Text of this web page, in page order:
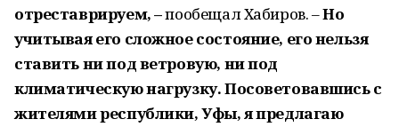
отреставрируем, –пообещал Хабиров. –Но
учитывая его сложное состояние, его нельзя
ставить ни под ветровую, ни под
климатическую нагрузку. Посоветовавшись с
жителями республики, Уфы, я предлагаю